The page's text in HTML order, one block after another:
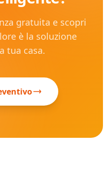
gratuita e scopri
è la soluzione
tua casa.